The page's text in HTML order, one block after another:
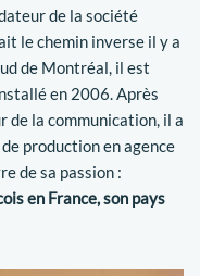
de la société
le chemin inverse il y a
de Montréal, il est
en 2006. Après
de la communication, il a
production en agence
de sa passion :
en France, son pays